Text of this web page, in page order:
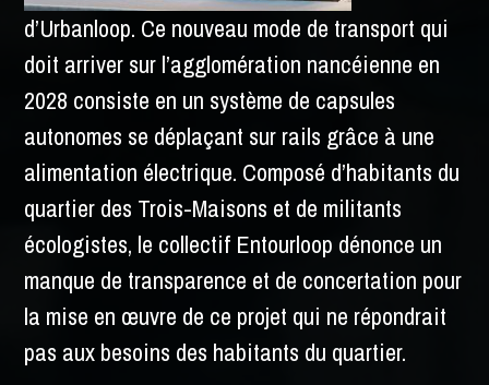
d’Urbanloop. Ce nouveau mode de transport qui
doit arriver sur l’agglomération nancéienne en
2028 consiste en un système de capsules
autonomes se déplaçant sur rails grâce à une
alimentation électrique. Composé d’habitants du
quartier des Trois-Maisons et de militants
écologistes, le collectif Entourloop dénonce un
manque de transparence et de concertation pour
la mise en œuvre de ce projet qui ne répondrait
pas aux besoins des habitants du quartier.